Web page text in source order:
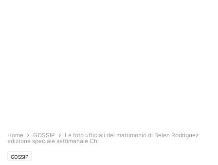
Home GOSSIP
Le foto ufficiali del matrimonio di Belen Rodriguez
edizione speciale settimanale Chi
GOSSIP